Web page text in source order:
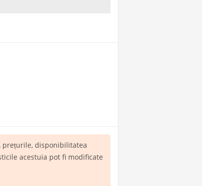
prețurile, disponibilitatea
acestuia pot fi modificate